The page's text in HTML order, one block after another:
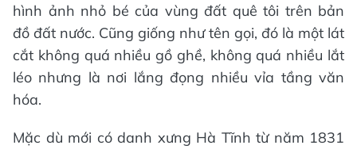
hình ảnh nhỏ bé của vùng đất quê tôi trên bản
đồ đất nước. Cũng giống như tên gọi, đó là một lát
cắt không quá nhiều gồ ghề, không quá nhiều lắt
léo nhưng là nơi lắng đọng nhiều vỉa tầng văn
hóa.
Mặc dù mới có danh xưng Hà Tĩnh từ năm 1831